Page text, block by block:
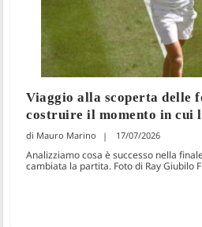
Viaggio alla scoperta delle
costruire il momento in cui
Mauro Marino 17/07/2026
Analizziamo cosa è successo nella
cambiata la partita. Foto di Ray Giubilo